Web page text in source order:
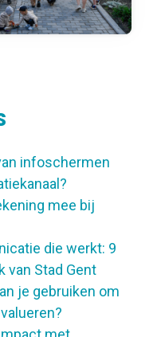
infoschermen
mee bij
die werkt: 9
van Stad Gent
je gebruiken om